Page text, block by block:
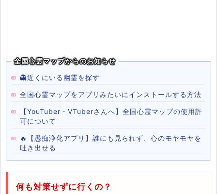
全国心霊マップからのお知らせ
👻近くにいる幽霊を探す
全国心霊マップをアプリみたいにインストールする方法
【YouTuber・VTuberさんへ】全国心霊マップの使用許
可について
🔥【愚痴浄化アプリ】誰にも見られず、心のモヤモヤを
吐き出せる
何も対策せずに行くの？